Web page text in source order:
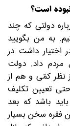
دولتی که چند
به من بگویید
اختیار داشت در
داد. دولت
نظر کمّی و هم از
تعیین ‌تکلیف
باشد که بعد
فقره سخن بسیار